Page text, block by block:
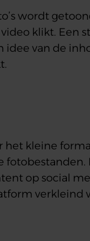
wordt
klikt. Een
van de
het kleine
fotobestanden.
op social
verkleind